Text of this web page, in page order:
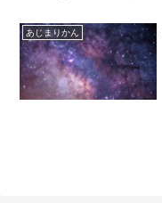
あじまりかん